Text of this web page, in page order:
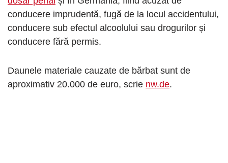
conducere imprudentă, fugă de la locul accidentului,
conducere sub efectul alcoolului sau drogurilor și
conducere fără permis.
Daunele materiale cauzate de bărbat sunt de
aproximativ 20.000 de euro, scrie nw.de.